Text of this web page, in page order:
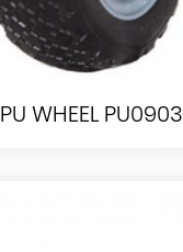
PU WHEEL PU0903